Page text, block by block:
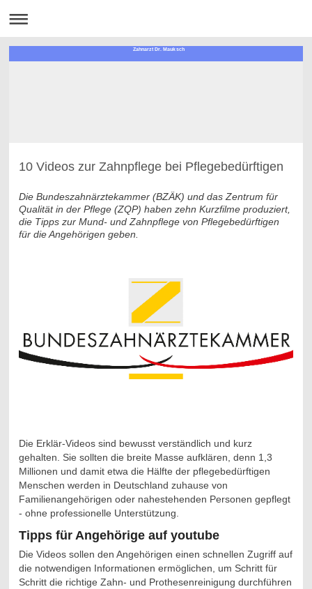
Zahnarzt Dr. Mauksch
10 Videos zur Zahnpflege bei Pflegebedürftigen
Die Bundeszahnärztekammer (BZÄK) und das Zentrum für
Qualität in der Pflege (ZQP) haben zehn Kurzfilme produziert,
die Tipps zur Mund- und Zahnpflege von Pflegebedürftigen
für die Angehörigen geben.
Die Erklär-Videos sind bewusst verständlich und kurz
gehalten. Sie sollten die breite Masse aufklären, denn 1,3
Millionen und damit etwa die Hälfte der pflegebedürftigen
Menschen werden in Deutschland zuhause von
Familienangehörigen oder nahestehenden Personen gepflegt
- ohne professionelle Unterstützung.
Tipps für Angehörige auf youtube
Die Videos sollen den Angehörigen einen schnellen Zugriff auf
die notwendigen Informationen ermöglichen, um Schritt für
Schritt die richtige Zahn- und Prothesenreinigung durchführen